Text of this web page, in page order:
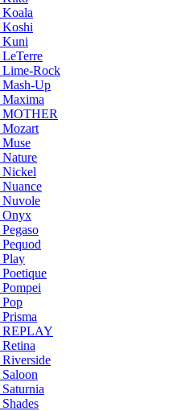
Kuni
Rock
Up
MOTHER
Nickel
Nuvole
Onyx
REPLAY